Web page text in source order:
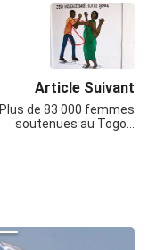
Article Suivant
Plus de 83 000 femmes
soutenues au Togo…